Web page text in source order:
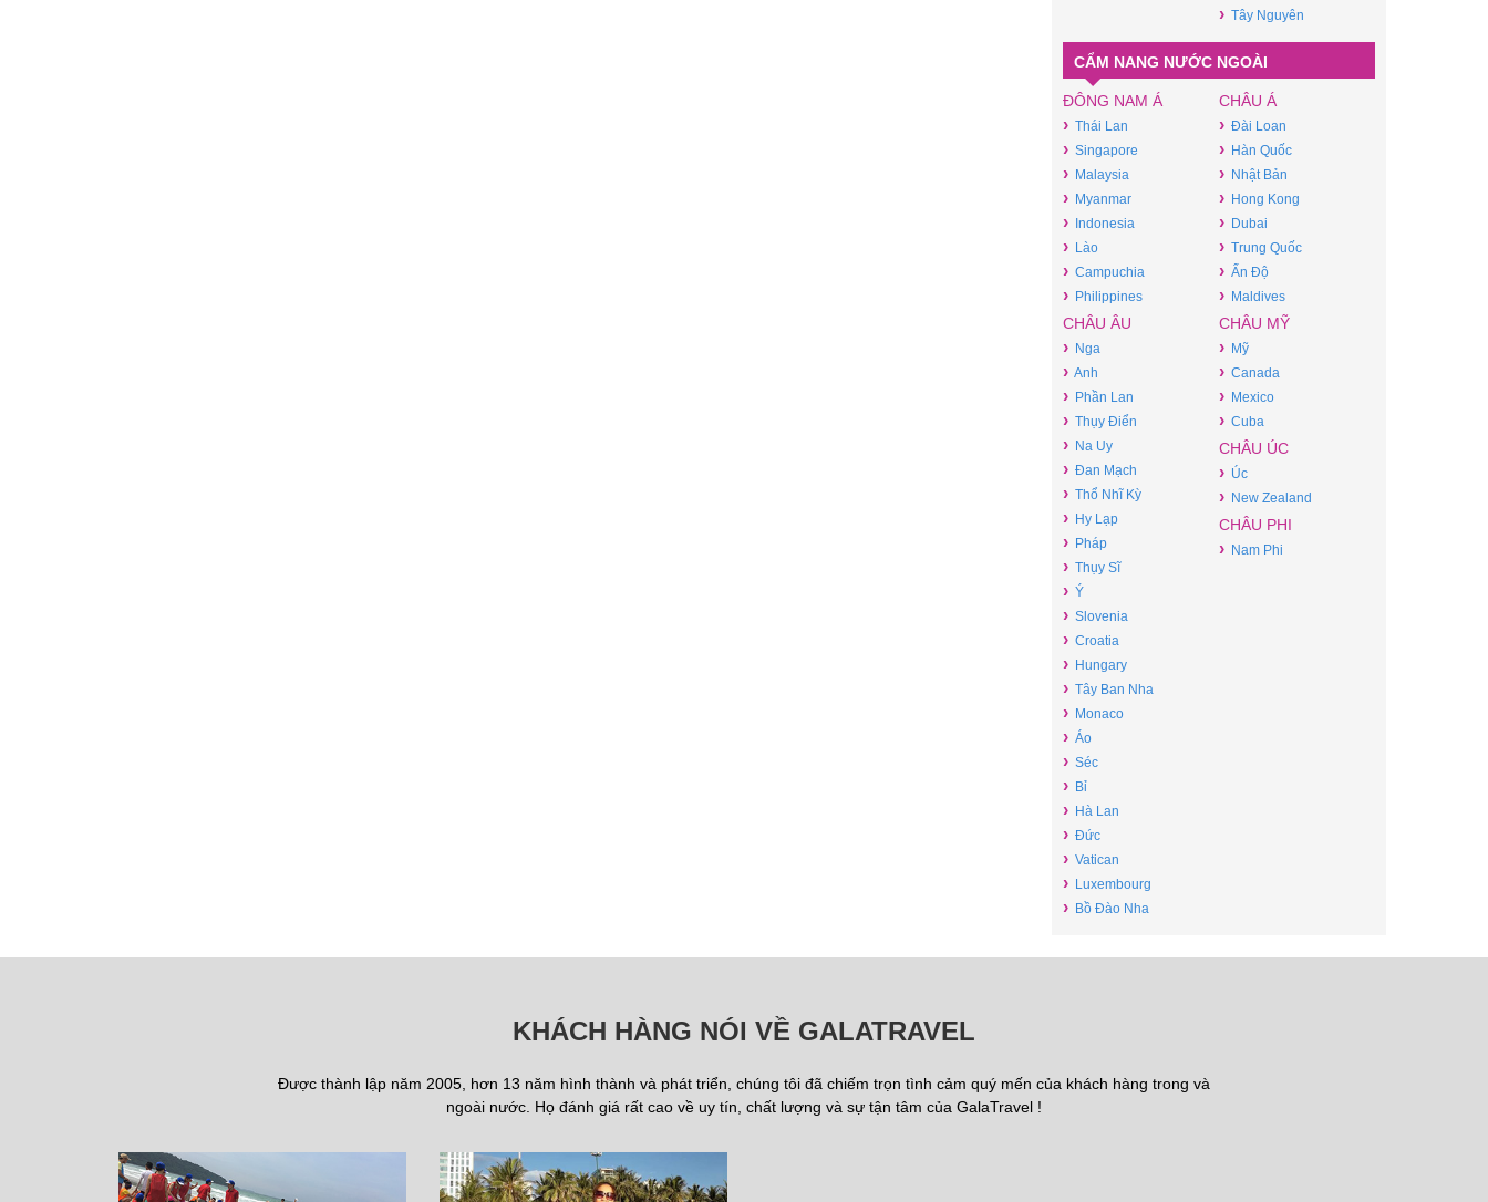
› Tây Nguyên
CẨM NANG NƯỚC NGOÀI
ĐÔNG NAM Á
› Thái Lan
› Singapore
› Malaysia
› Myanmar
› Indonesia
› Lào
› Campuchia
› Philippines
CHÂU Á
› Đài Loan
› Hàn Quốc
› Nhật Bản
› Hong Kong
› Dubai
› Trung Quốc
› Ấn Độ
› Maldives
CHÂU ÂU
› Nga
› Anh
› Phần Lan
› Thụy Điển
› Na Uy
› Đan Mạch
› Thổ Nhĩ Kỳ
› Hy Lạp
› Pháp
› Thụy Sĩ
› Ý
› Slovenia
› Croatia
› Hungary
› Tây Ban Nha
› Monaco
› Áo
› Séc
› Bỉ
› Hà Lan
› Đức
› Vatican
› Luxembourg
› Bồ Đào Nha
CHÂU MỸ
› Mỹ
› Canada
› Mexico
› Cuba
CHÂU ÚC
› Úc
› New Zealand
CHÂU PHI
› Nam Phi
KHÁCH HÀNG NÓI VỀ GALATRAVEL
Được thành lập năm 2005, hơn 13 năm hình thành và phát triển, chúng tôi đã chiếm trọn tình cảm quý mến của khách hàng trong và
ngoài nước. Họ đánh giá rất cao về uy tín, chất lượng và sự tận tâm của GalaTravel !